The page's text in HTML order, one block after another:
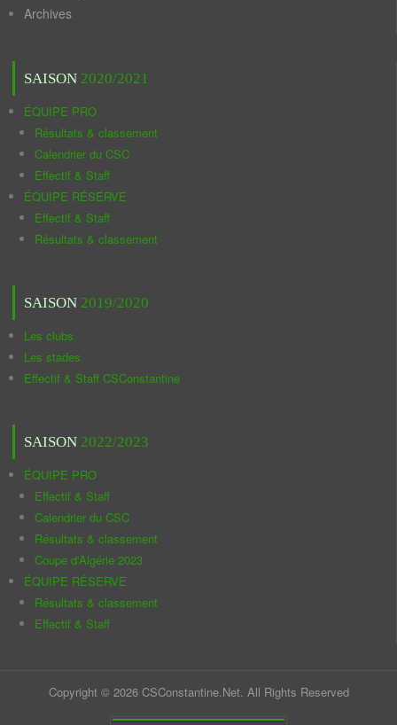
Archives
SAISON 2020/2021
ÉQUIPE PRO
Résultats & classement
Calendrier du CSC
Effectif & Staff
ÉQUIPE RÉSERVE
Effectif & Staff
Résultats & classement
SAISON 2019/2020
Les clubs
Les stades
Effectif & Staff CSConstantine
SAISON 2022/2023
ÉQUIPE PRO
Effectif & Staff
Calendrier du CSC
Résultats & classement
Coupe d'Algérie 2023
ÉQUIPE RÉSERVE
Résultats & classement
Effectif & Staff
Copyright © 2026 CSConstantine.Net. All Rights Reserved